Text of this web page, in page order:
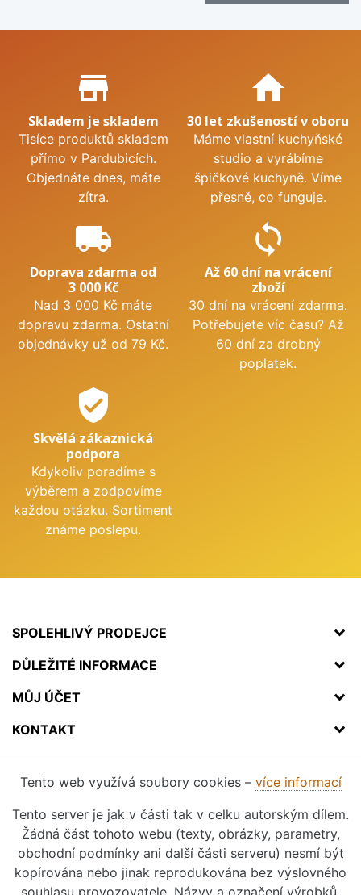
Proč nakupovat u nás?
store_mall_directory
Skladem je skladem
Tisíce produktů skladem
přímo v Pardubicích.
Objednáte dnes, máte
zítra.
home
30 let zkušeností v oboru
Máme vlastní kuchyňské
studio a vyrábíme
špičkové kuchyně. Víme
přesně, co funguje.
local_shipping
Doprava zdarma od
3 000 Kč
Nad 3 000 Kč máte
dopravu zdarma. Ostatní
objednávky už od 79 Kč.
sync
Až 60 dní na vrácení
zboží
30 dní na vrácení zdarma.
Potřebujete víc času? Až
60 dní za drobný
poplatek.
verified_user
Skvělá zákaznická
podpora
Kdykoliv poradíme s
výběrem a zodpovíme
každou otázku. Sortiment
známe poslepu.
SPOLEHLIVÝ PRODEJCE
DŮLEŽITÉ INFORMACE
MŮJ ÚČET
KONTAKT
Tento web využívá soubory cookies – více informací
Tento server je jak v části tak v celku autorským dílem.
Žádná část tohoto webu (texty, obrázky, parametry,
obchodní podmínky ani další části serveru) nesmí být
kopírována nebo jinak reprodukována bez výslovného